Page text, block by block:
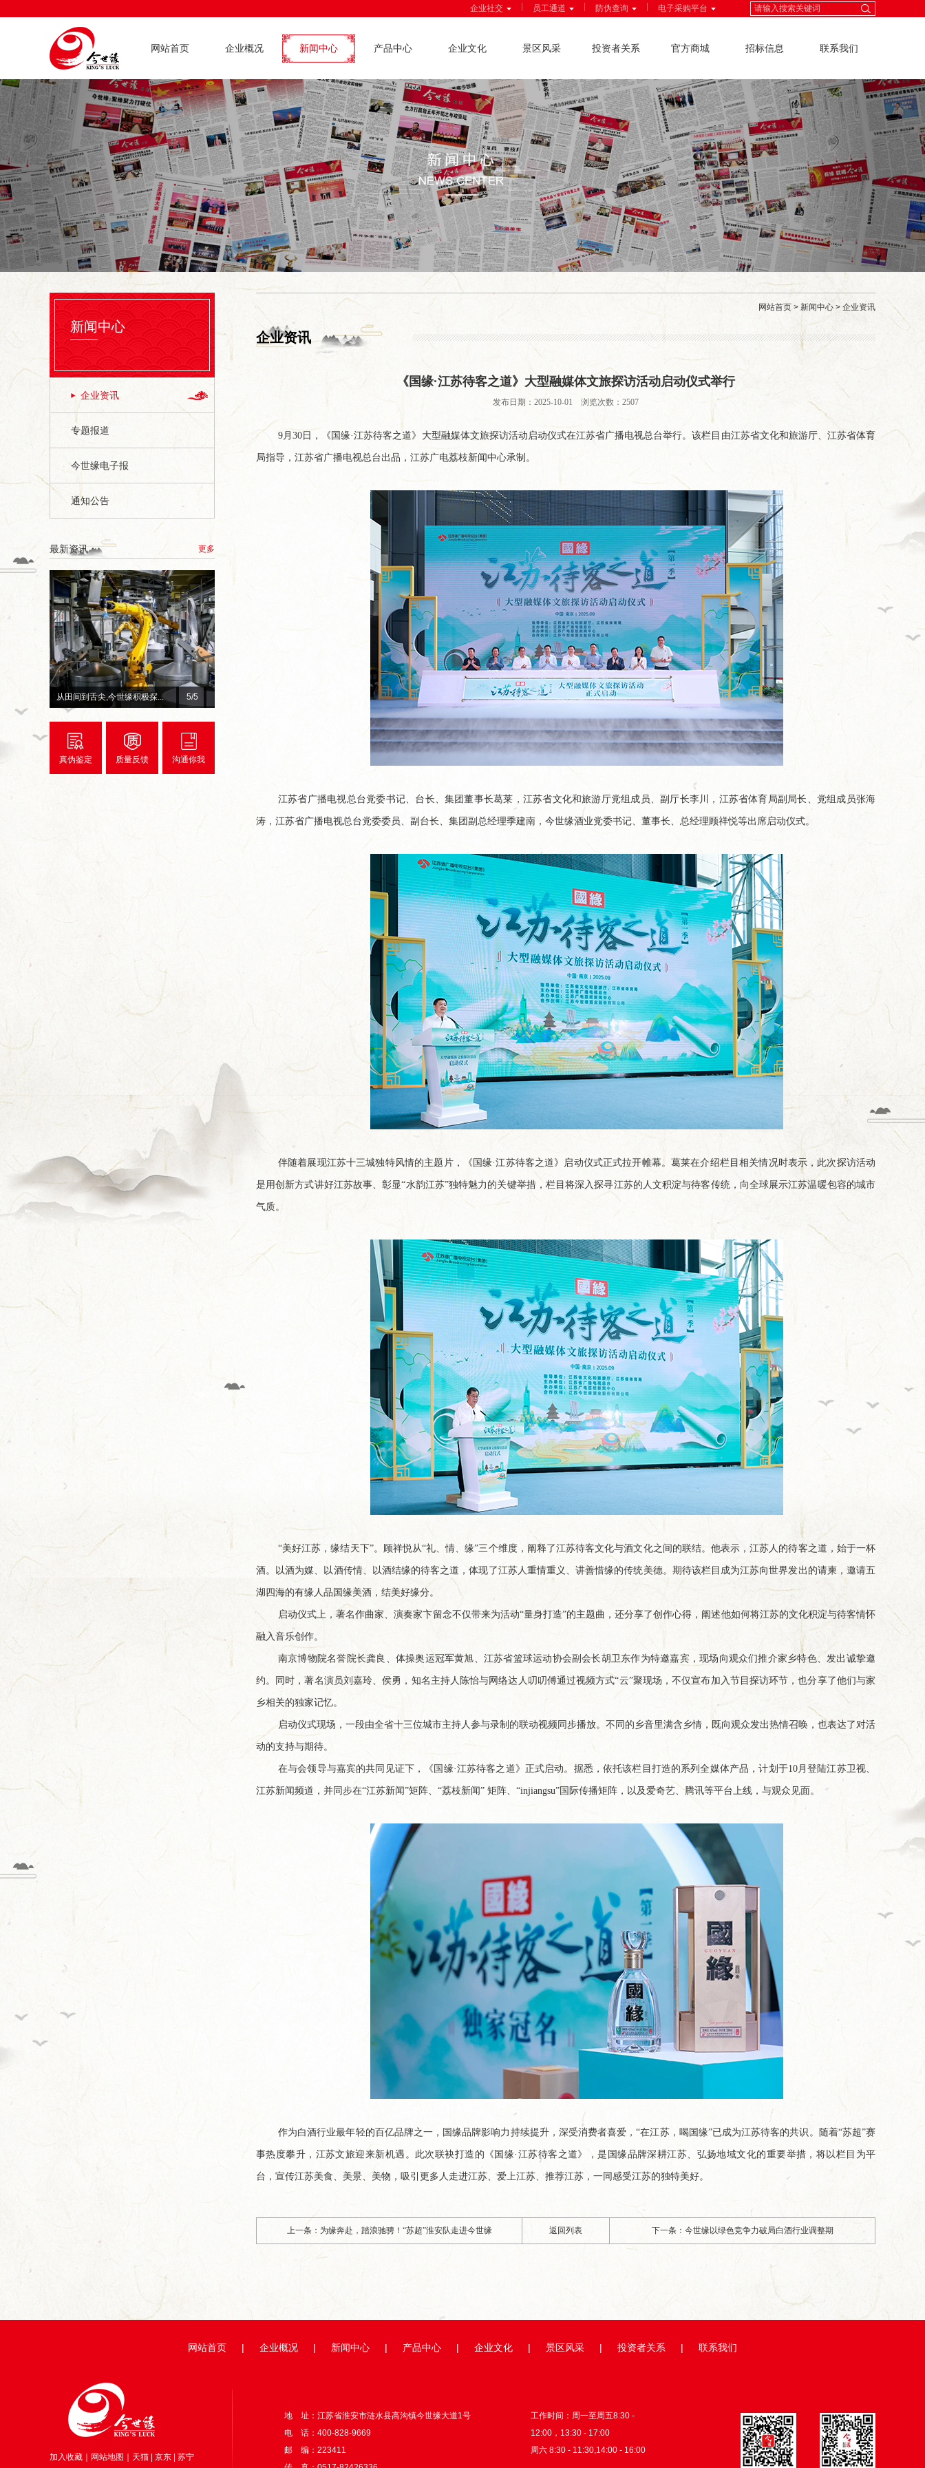
企业社交 员工通道 防伪查询 电子采购平台
网站首页 企业概况 新闻中心 产品中心 企业文化 景区风采 投资者关系 官方商城 招标信息 联系我们
新闻中心
企业资讯
专题报道
今世缘电子报
通知公告
最新资讯 更多
2/5
官宣！李宇春、... 赓续红色初心 深耕惠民善举... 超级工厂开箱记｜以数智之力... 山海隔不断热爱！国缘牵线，... 从田间到舌尖,今世缘积极探...
真伪鉴定 质量反馈 沟通你我
网站首页 > 新闻中心 > 企业资讯
企业资讯
《国缘·江苏待客之道》大型融媒体文旅探访活动启动仪式举行
发布日期：2025-10-01 浏览次数：2507
9月30日，《国缘·江苏待客之道》大型融媒体文旅探访活动启动仪式在江苏省广播电视总台举行。该栏目由江苏省文化和旅游厅、江苏省体育
局指导，江苏省广播电视总台出品，江苏广电荔枝新闻中心承制。
江苏省广播电视总台党委书记、台长、集团董事长葛莱，江苏省文化和旅游厅党组成员、副厅长李川，江苏省体育局副局长、党组成员张海
涛，江苏省广播电视总台党委委员、副台长、集团副总经理季建南，今世缘酒业党委书记、董事长、总经理顾祥悦等出席启动仪式。
伴随着展现江苏十三城独特风情的主题片，《国缘·江苏待客之道》启动仪式正式拉开帷幕。葛莱在介绍栏目相关情况时表示，此次探访活动
是用创新方式讲好江苏故事、彰显“水韵江苏”独特魅力的关键举措，栏目将深入探寻江苏的人文积淀与待客传统，向全球展示江苏温暖包容的城市
气质。
“美好江苏，缘结天下”。顾祥悦从“礼、情、缘”三个维度，阐释了江苏待客文化与酒文化之间的联结。他表示，江苏人的待客之道，始于一杯
酒。以酒为媒、以酒传情、以酒结缘的待客之道，体现了江苏人重情重义、讲善惜缘的传统美德。期待该栏目成为江苏向世界发出的请柬，邀请五
湖四海的有缘人品国缘美酒，结美好缘分。
启动仪式上，著名作曲家、演奏家卞留念不仅带来为活动“量身打造”的主题曲，还分享了创作心得，阐述他如何将江苏的文化积淀与待客情怀
融入音乐创作。
南京博物院名誉院长龚良、体操奥运冠军黄旭、江苏省篮球运动协会副会长胡卫东作为特邀嘉宾，现场向观众们推介家乡特色、发出诚挚邀
约。同时，著名演员刘嘉玲、侯勇，知名主持人陈怡与网络达人叨叨傅通过视频方式“云”聚现场，不仅宣布加入节目探访环节，也分享了他们与家
乡相关的独家记忆。
启动仪式现场，一段由全省十三位城市主持人参与录制的联动视频同步播放。不同的乡音里满含乡情，既向观众发出热情召唤，也表达了对活
动的支持与期待。
在与会领导与嘉宾的共同见证下，《国缘·江苏待客之道》正式启动。据悉，依托该栏目打造的系列全媒体产品，计划于10月登陆江苏卫视、
江苏新闻频道，并同步在“江苏新闻”矩阵、“荔枝新闻” 矩阵、“injiangsu”国际传播矩阵，以及爱奇艺、腾讯等平台上线，与观众见面。
作为白酒行业最年轻的百亿品牌之一，国缘品牌影响力持续提升，深受消费者喜爱，“在江苏，喝国缘”已成为江苏待客的共识。随着“苏超”赛
事热度攀升，江苏文旅迎来新机遇。此次联袂打造的《国缘·江苏待客之道》，是国缘品牌深耕江苏、弘扬地域文化的重要举措，将以栏目为平
台，宣传江苏美食、美景、美物，吸引更多人走进江苏、爱上江苏、推荐江苏，一同感受江苏的独特美好。
上一条：为缘奔赴，踏浪驰骋！“苏超”淮安队走进今世缘 返回列表 下一条：今世缘以绿色竞争力破局白酒行业调整期
网站首页 | 企业概况 | 新闻中心 | 产品中心 | 企业文化 | 景区风采 | 投资者关系 | 联系我们
加入收藏 网站地图 天猫 京东 苏宁
地 址：江苏省淮安市涟水县高沟镇今世缘大道1号
工作时间：周一至周五8:30 -
12:00，13:30 - 17:00
周六 8:30 - 11:30,14:00 - 16:00
电 话：400-828-9669
邮 编：223411